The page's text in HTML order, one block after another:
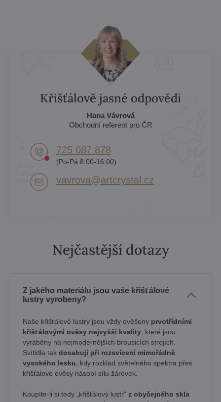
Křišťálově jasné odpovědi
Hana Vávrová
Obchodní referent pro ČR
725 087 878​
(Po-Pá 8:00-16:00)
vavrova​@artcrystal​.cz
Nejčastější dotazy
Z jakého materiálu jsou vaše křišťálové
lustry vyrobeny?
Naše křišťálové lustry jsou vždy ověšeny prvotřídními
křišťálovými ověsy nejvyšší kvality, které jsou
vyráběny na nejmodernějších brousicích strojích.
Svítidla tak dosahují při rozsvícení mimořádně
vysokého lesku, kdy rozklad světelného spektra přes
křišťálové ověsy násobí sílu žárovek. ​
Koupíte-li si tedy „křišťálový lustr" z obyčejného skla